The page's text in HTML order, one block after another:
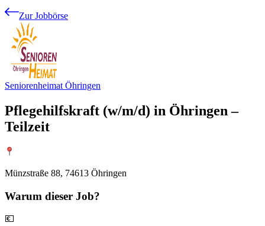
Zur Jobbörse
Seniorenheimat Öhringen
Pflegehilfskraft (w/m/d) in Öhringen –
Teilzeit
Münzstraße 88, 74613 Öhringen
Warum dieser Job?
💶